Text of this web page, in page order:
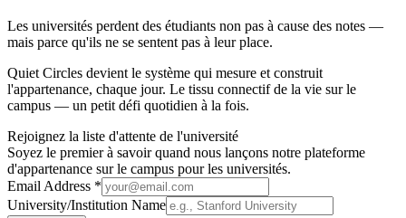
Les universités perdent des étudiants non pas à cause des notes —
mais parce qu'ils ne se sentent pas à leur place.
Quiet Circles devient le système qui mesure et construit
l'appartenance, chaque jour. Le tissu connectif de la vie sur le
campus — un petit défi quotidien à la fois.
Rejoignez la liste d'attente de l'université
Soyez le premier à savoir quand nous lançons notre plateforme
d'appartenance sur le campus pour les universités.
Email Address *
University/Institution Name